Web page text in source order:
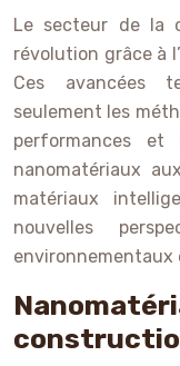
Le secteur de la
révolution grâce à
Ces avancées
seulement les
performances et
nanomatériaux
matériaux
nouvelles
environnementaux